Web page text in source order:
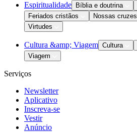
Espiritualidade Bíblia e doutrina
Feriados cristãos
Nossas cruzes
Virtudes
Cultura &amp; Viagem Cultura
Viagem
Serviços
Newsletter
Aplicativo
Inscreva-se
Vestir
Anúncio